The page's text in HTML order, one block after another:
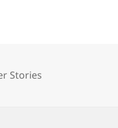
Stories